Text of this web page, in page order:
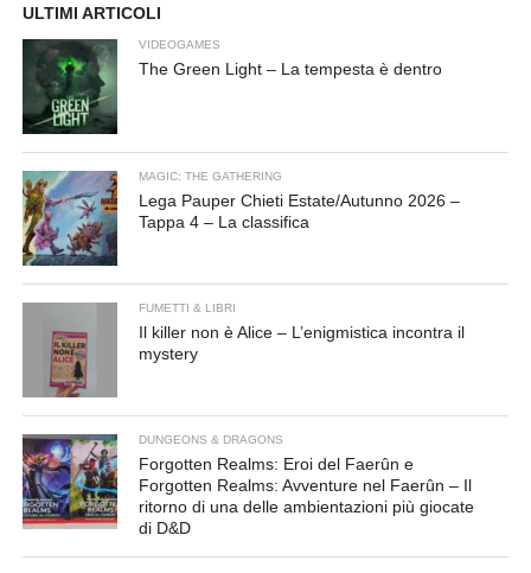
ULTIMI ARTICOLI
VIDEOGAMES
The Green Light – La tempesta è dentro
MAGIC: THE GATHERING
Lega Pauper Chieti Estate/Autunno 2026 –
Tappa 4 – La classifica
FUMETTI & LIBRI
Il killer non è Alice – L’enigmistica incontra il
mystery
DUNGEONS & DRAGONS
Forgotten Realms: Eroi del Faerûn e
Forgotten Realms: Avventure nel Faerûn – Il
ritorno di una delle ambientazioni più giocate
di D&D